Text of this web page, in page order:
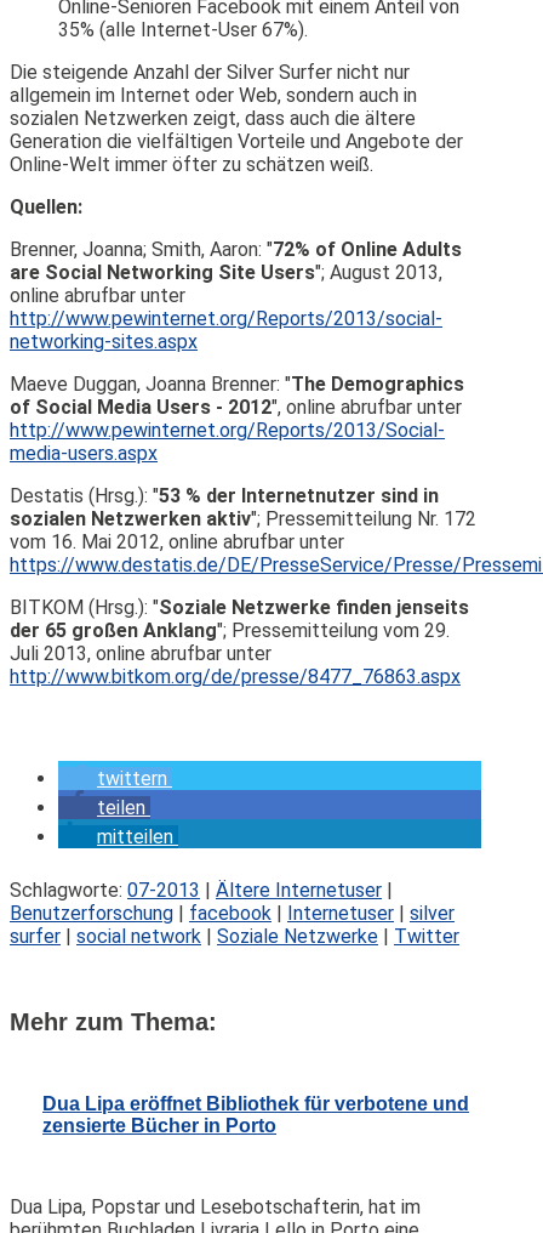
Online-Senioren Facebook mit einem Anteil von
35% (alle Internet-User 67%).
Die steigende Anzahl der Silver Surfer nicht nur
allgemein im Internet oder Web, sondern auch in
sozialen Netzwerken zeigt, dass auch die ältere
Generation die vielfältigen Vorteile und Angebote der
Online-Welt immer öfter zu schätzen weiß.
Quellen:
Brenner, Joanna; Smith, Aaron: "72% of Online Adults
are Social Networking Site Users"; August 2013,
online abrufbar unter
http://www.pewinternet.org/Reports/2013/social-
networking-sites.aspx
Maeve Duggan, Joanna Brenner: "The Demographics
of Social Media Users - 2012", online abrufbar unter
http://www.pewinternet.org/Reports/2013/Social-
media-users.aspx
Destatis (Hrsg.): "53 % der Internetnutzer sind in
sozialen Netzwerken aktiv"; Pressemitteilung Nr. 172
vom 16. Mai 2012, online abrufbar unter
https://www.destatis.de/DE/PresseService/Presse/
BITKOM (Hrsg.): "Soziale Netzwerke finden jenseits
der 65 großen Anklang"; Pressemitteilung vom 29.
Juli 2013, online abrufbar unter
http://www.bitkom.org/de/presse/8477_76863.aspx
twittern
teilen
mitteilen
Schlagworte: 07-2013 | Ältere Internetuser |
Benutzerforschung | facebook | Internetuser | silver
surfer | social network | Soziale Netzwerke | Twitter
Mehr zum Thema:
Dua Lipa eröffnet Bibliothek für verbotene und
zensierte Bücher in Porto
Dua Lipa, Popstar und Lesebotschafterin, hat im